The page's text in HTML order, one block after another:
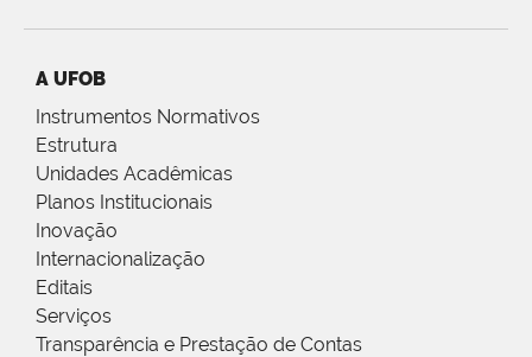
A UFOB
Instrumentos Normativos
Estrutura
Unidades Acadêmicas
Planos Institucionais
Inovação
Internacionalização
Editais
Serviços
Transparência e Prestação de Contas